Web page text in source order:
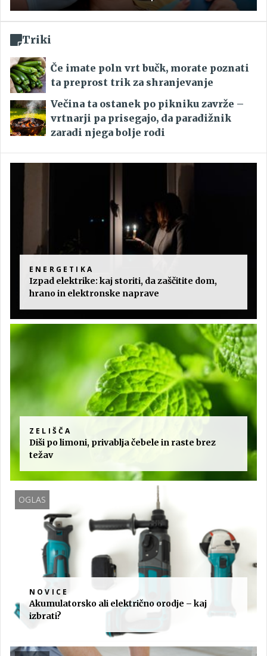
Triki
Če imate poln vrt bučk, morate poznati
ta preprost trik za shranjevanje
Večina ta ostanek po pikniku zavrže –
vrtnarji pa prisegajo, da paradižnik
zaradi njega bolje rodi
ENERGETIKA
Izpad elektrike: kaj storiti, da zaščitite dom,
hrano in elektronske naprave
ZELIŠČA
Diši po limoni, privablja čebele in raste brez
težav
OGLAS
NOVICE
Akumulatorsko ali električno orodje – kaj
izbrati?